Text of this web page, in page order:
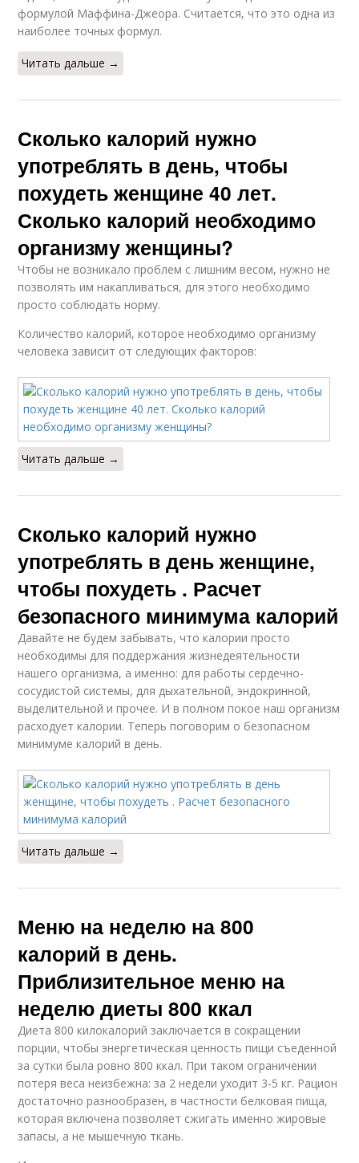
формулой Маффина-Джеора. Считается, что это одна из
наиболее точных формул.
Читать дальше →
Сколько калорий нужно
употреблять в день, чтобы
похудеть женщине 40 лет.
Сколько калорий необходимо
организму женщины?
Чтобы не возникало проблем с лишним весом, нужно не
позволять им накапливаться, для этого необходимо
просто соблюдать норму.
Количество калорий, которое необходимо организму
человека зависит от следующих факторов:
Читать дальше →
Сколько калорий нужно
употреблять в день женщине,
чтобы похудеть . Расчет
безопасного минимума калорий
Давайте не будем забывать, что калории просто
необходимы для поддержания жизнедеятельности
нашего организма, а именно: для работы сердечно-
сосудистой системы, для дыхательной, эндокринной,
выделительной и прочее. И в полном покое наш организм
расходует калории. Теперь поговорим о безопасном
минимуме калорий в день.
Читать дальше →
Меню на неделю на 800
калорий в день.
Приблизительное меню на
неделю диеты 800 ккал
Диета 800 килокалорий заключается в сокращении
порции, чтобы энергетическая ценность пищи съеденной
за сутки была ровно 800 ккал. При таком ограничении
потеря веса неизбежна: за 2 недели уходит 3-5 кг. Рацион
достаточно разнообразен, в частности белковая пища,
которая включена позволяет сжигать именно жировые
запасы, а не мышечную ткань.